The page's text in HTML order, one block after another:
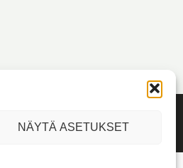
NÄYTÄ ASETUKSET